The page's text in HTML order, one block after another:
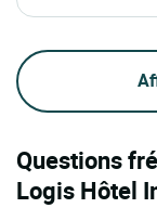
Questions
Logis Hôtel